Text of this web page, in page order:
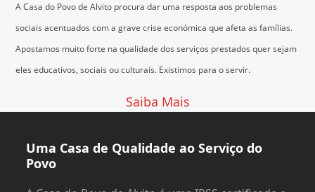
A Casa do Povo de Alvito procura dar uma resposta aos problemas
sociais acentuados com a grave crise económica que afeta as famílias.
Apostamos muito forte na qualidade dos serviços prestados quer sejam
eles educativos, sociais ou culturais. Existimos para o servir.
Saiba Mais
Uma Casa de Qualidade ao Serviço do
Povo